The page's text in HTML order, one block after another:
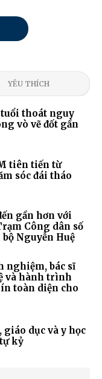
YÊU THÍCH
thoát nguy
vò vẽ đốt gần
tiên tiến từ
sóc đái tháo
gần hơn với
Công dân số
Nguyễn Huệ
nghiệm, bác sĩ
và hành trình
toàn diện cho
dục và y học
kỷ